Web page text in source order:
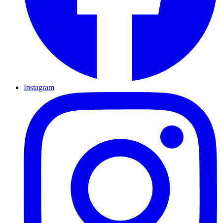
Instagram